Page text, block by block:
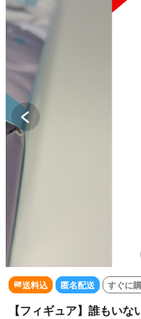
送料込 匿名配送 すぐに
【フィギュア】誰もいな